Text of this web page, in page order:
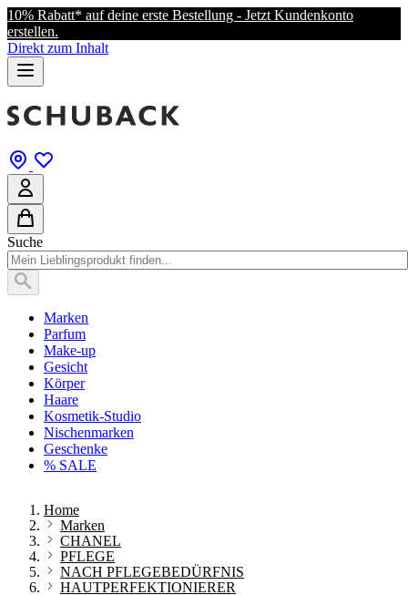
10% Rabatt* auf deine erste Bestellung - Jetzt Kundenkonto
erstellen.
Direkt zum Inhalt
Suche
Marken
Parfum
Make-up
Gesicht
Körper
Haare
Kosmetik-Studio
Nischenmarken
Geschenke
% SALE
Home
Marken
CHANEL
PFLEGE
NACH PFLEGEBEDÜRFNIS
HAUTPERFEKTIONIERER